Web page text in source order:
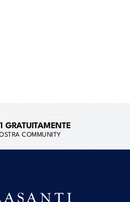
GRATUITAMENTE
COMMUNITY